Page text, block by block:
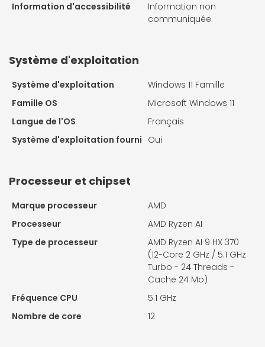
Information d'accessibilité
Information non
communiquée
Système d'exploitation
Système d'exploitation
Windows 11 Famille
Famille OS
Microsoft Windows 11
Langue de l'OS
Français
Système d'exploitation fourni Oui
Processeur et chipset
Marque processeur
AMD
Processeur
AMD Ryzen AI
Type de processeur
AMD Ryzen AI 9 HX 370
(12-Core 2 GHz / 5.1 GHz
Turbo - 24 Threads -
Cache 24 Mo)
Fréquence CPU
5.1 GHz
Nombre de core
12